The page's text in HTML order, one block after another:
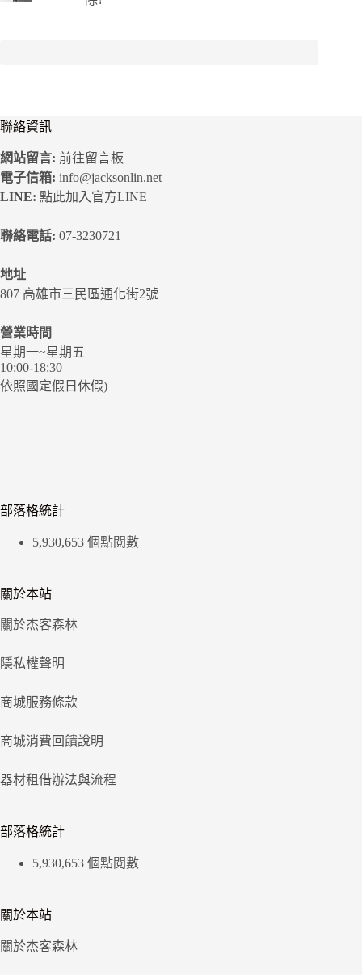
聯絡資訊
網站留言: 前往留言板
電子信箱: info@jacksonlin.net
LINE: 點此加入官方LINE
聯絡電話: 07-3230721
地址
807 高雄市三民區通化街2號
營業時間
星期一~星期五
10:00-18:30
依照國定假日休假)
部落格統計
5,930,653 個點閱數
關於本站
關於杰客森林
隱私權聲明
商城服務條款
商城消費回饋說明
器材租借辦法與流程
部落格統計
5,930,653 個點閱數
關於本站
關於杰客森林